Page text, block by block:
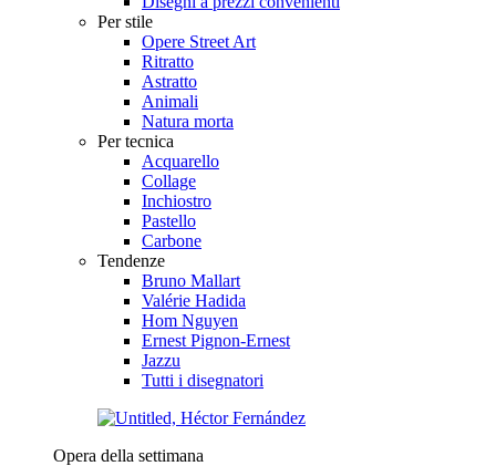
Per stile
Opere Street Art
Ritratto
Astratto
Animali
Natura morta
Per tecnica
Acquarello
Collage
Inchiostro
Pastello
Carbone
Tendenze
Bruno Mallart
Valérie Hadida
Hom Nguyen
Ernest Pignon-Ernest
Jazzu
Tutti i disegnatori
Opera della settimana